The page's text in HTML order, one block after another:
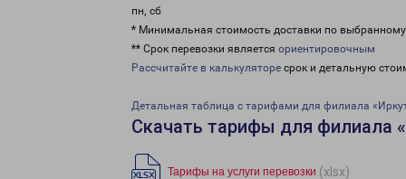
пн, сб
* Минимальная стоимость доставки по
** Срок перевозки является ориентировочным
Рассчитайте в калькуляторе срок и детальную
Детальная таблица с тарифами для филиала
Скачать тарифы для филиала
Тарифы на услуги перевозки (xlsx)